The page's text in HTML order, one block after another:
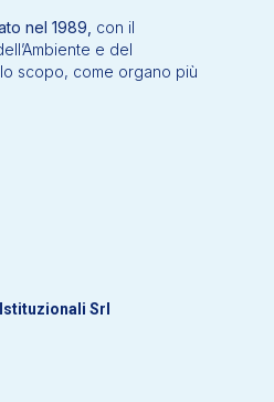
nel 1989, con il
e del
scopo, come organo più
Srl